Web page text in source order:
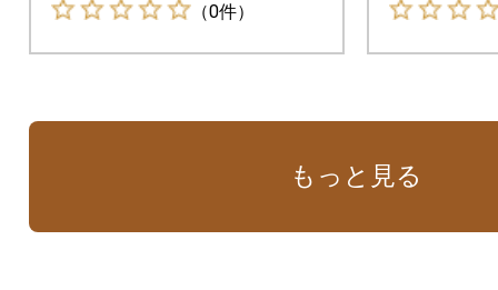
（0件）
もっと見る